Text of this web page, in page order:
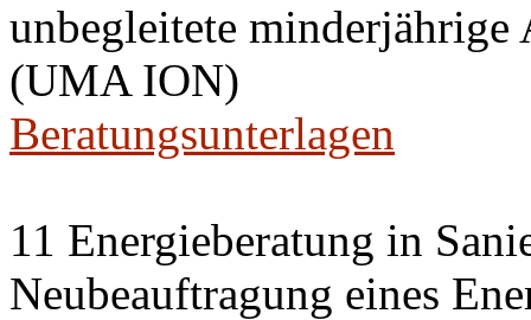
unbegleitete minderjährige
(UMA ION)
Beratungsunterlagen
11 Energieberatung in
Neubeauftragung eines